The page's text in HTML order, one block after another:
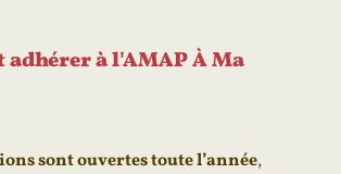
adhérer à l'AMAP À Ma
sont ouvertes toute l’année,